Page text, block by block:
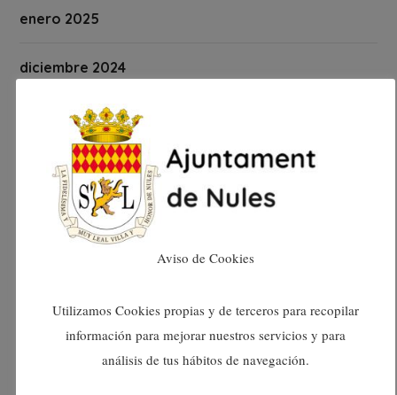
enero 2025
diciembre 2024
noviembre 2024
octubre 2024
septiembre 2024
julio 2024
Aviso de Cookies
Utilizamos Cookies propias y de terceros para recopilar
información para mejorar nuestros servicios y para
análisis de tus hábitos de navegación.